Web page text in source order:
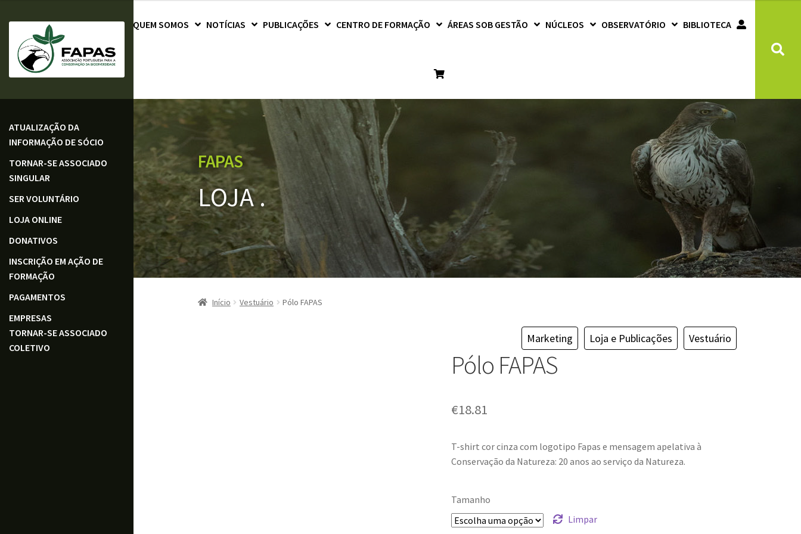
QUEM SOMOS NOTÍCIAS PUBLICAÇÕES CENTRO DE FORMAÇÃO ÁREAS SOB GESTÃO NÚCLEOS OBSERVATÓRIO BIBLIOTECA
ATUALIZAÇÃO DA
INFORMAÇÃO DE SÓCIO
TORNAR-SE ASSOCIADO
SINGULAR
SER VOLUNTÁRIO
LOJA ONLINE
DONATIVOS
INSCRIÇÃO EM AÇÃO DE
FORMAÇÃO
PAGAMENTOS
EMPRESAS
TORNAR-SE ASSOCIADO
COLETIVO
FAPAS
LOJA .
Início Vestuário Pólo FAPAS
Marketing Loja e Publicações Vestuário
Pólo FAPAS
€18.81
T-shirt cor cinza com logotipo Fapas e mensagem apelativa à
Conservação da Natureza: 20 anos ao serviço da Natureza.
Tamanho
Limpar